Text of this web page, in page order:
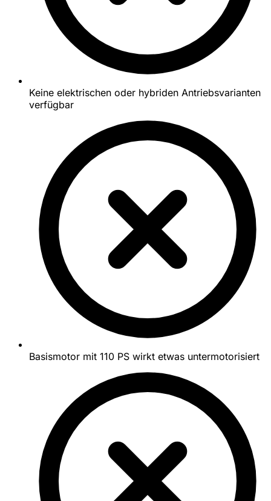
Keine elektrischen oder hybriden Antriebsvarianten
verfügbar
Basismotor mit 110 PS wirkt etwas untermotorisiert